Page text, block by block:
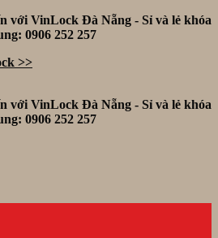
với VinLock Đà Nẵng - Sỉ và lẻ khóa
0906 252 257
>>
với VinLock Đà Nẵng - Sỉ và lẻ khóa
0906 252 257